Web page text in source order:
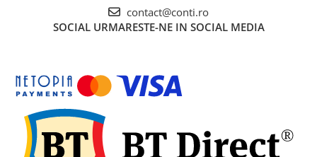
Unelte de gradinarit
Unelte taiat
Lopeti pentru zapada
Roabe si carucioare
Sere si solarii
Plase si folii pentru gradinarit
contact@conti.ro
SOCIAL URMARESTE-NE IN SOCIAL MEDIA